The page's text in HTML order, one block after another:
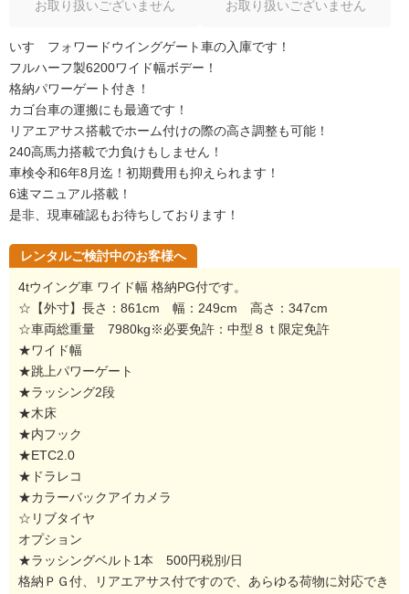
お取り扱いございません お取り扱いございません
いすゞフォワードウイングゲート車の入庫です！
フルハーフ製6200ワイド幅ボデー！
格納パワーゲート付き！
カゴ台車の運搬にも最適です！
リアエアサス搭載でホーム付けの際の高さ調整も可能！
240高馬力搭載で力負けもしません！
車検令和6年8月迄！初期費用も抑えられます！
6速マニュアル搭載！
是非、現車確認もお待ちしております！
レンタルご検討中のお客様へ
4tウイング車 ワイド幅 格納PG付です。
☆【外寸】長さ：861cm 幅：249cm 高さ：347cm
☆車両総重量 7980kg※必要免許：中型８ｔ限定免許
★ワイド幅
★跳上パワーゲート
★ラッシング2段
★木床
★内フック
★ETC2.0
★ドラレコ
★カラーバックアイカメラ
☆リブタイヤ
オプション
★ラッシングベルト1本 500円税別/日
格納ＰＧ付、リアエアサス付ですので、あらゆる荷物に対応でき